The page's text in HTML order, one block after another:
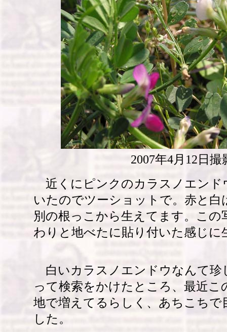
2007年4月12日撮
近くにピンクのカラスノエンド
いたのでツーショットで。赤と白
別の根っこから生えてます。この
わりと地べたに貼り付いた感じに
白いカラスノエンドウなんて珍
って検索をかけたところ、最近こ
地で増えてるらしく、あちこちで
した。